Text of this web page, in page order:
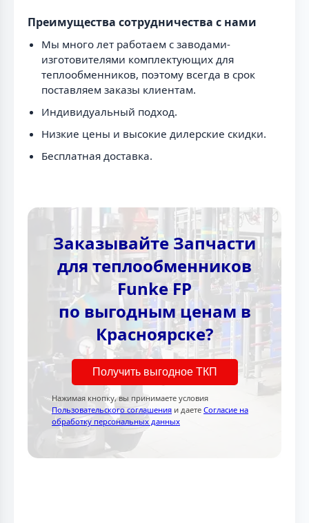
Преимущества сотрудничества с нами
Мы много лет работаем с заводами-
изготовителями комплектующих для
теплообменников, поэтому всегда в срок
поставляем заказы клиентам.
Индивидуальный подход.
Низкие цены и высокие дилерские скидки.
Бесплатная доставка.
Заказывайте Запчасти
для теплообменников
Funke FP
по выгодным ценам в
Красноярске?
Получить выгодное ТКП
Нажимая кнопку, вы принимаете условия
Пользовательского соглашения и даете Согласие на
обработку персональных данных